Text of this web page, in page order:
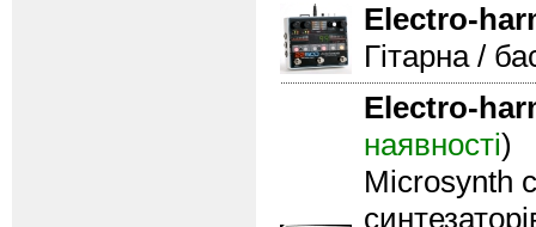
Electro-
Гітарна /
Electro-
наявності)
Microsynth